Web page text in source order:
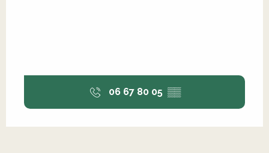
06 67 80 05 ▒▒